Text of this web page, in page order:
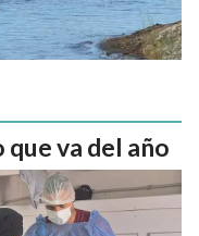
va del año